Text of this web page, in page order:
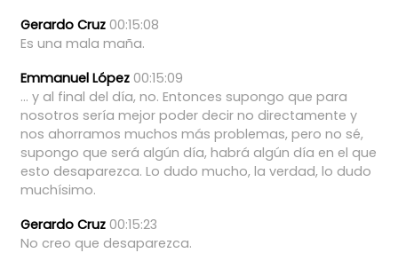
Gerardo Cruz 00:15:08
Es una mala maña.
Emmanuel López 00:15:09
... y al final del día, no. Entonces supongo que para
nosotros sería mejor poder decir no directamente y
nos ahorramos muchos más problemas, pero no sé,
supongo que será algún día, habrá algún día en el que
esto desaparezca. Lo dudo mucho, la verdad, lo dudo
muchísimo.
Gerardo Cruz 00:15:23
No creo que desaparezca.